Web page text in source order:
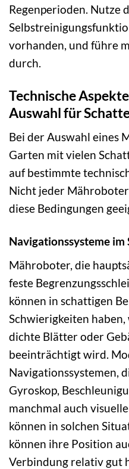
Regenperioden. Nutze
vorhanden, und führe
durch.
Technische
Auswahl für
Bei der Auswahl eines
Garten mit vielen
auf bestimmte
Nicht jeder
diese Bedingungen
Navigationssysteme im
Mähroboter, die
feste
können in schattigen
Schwierigkeiten haben,
dichte Blätter oder
beeinträchtigt wird.
Navigationssystemen,
Gyroskop,
manchmal auch
können in solchen
können ihre Position
Verbindung relativ gut